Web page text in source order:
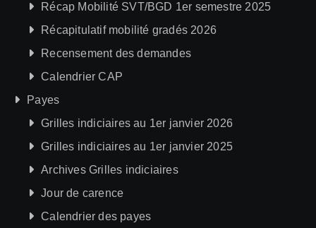
Récap Mobilité SVT/BGD 1er semestre 2025
Récapitulatif mobilité gradés 2026
Recensement des demandes
Calendrier CAP
Payes
Grilles indiciaires au 1er janvier 2026
Grilles indiciaires au 1er janvier 2025
Archives Grilles indiciaires
Jour de carence
Calendrier des payes